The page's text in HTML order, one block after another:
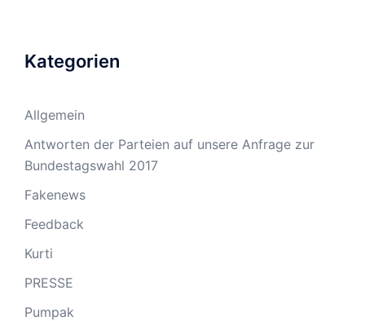
Kategorien
Allgemein
Antworten der Parteien auf unsere Anfrage zur
Bundestagswahl 2017
Fakenews
Feedback
Kurti
PRESSE
Pumpak